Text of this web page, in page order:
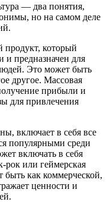
— два понятия,
но на самом деле
продукт, который
и предназначен для
Это может быть
другое. Массовая
прибыли и
для привлечения
включает в себя все
популярными среди
включать в себя
рок или геймерская
быть как коммерческой,
ценности и